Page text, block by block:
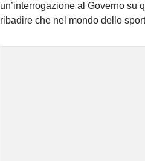
un’interrogazione al Governo su
ribadire che nel mondo dello